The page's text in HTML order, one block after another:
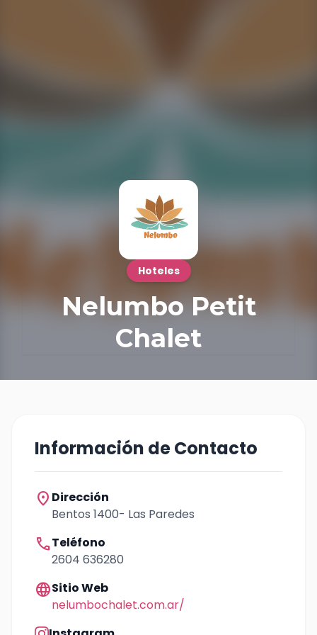
Hoteles
Nelumbo Petit
Chalet
Información de Contacto
location_on Dirección
Bentos 1400- Las Paredes
callTeléfono
2604 636280
languageSitio Web
nelumbochalet.com.ar/